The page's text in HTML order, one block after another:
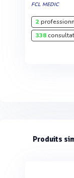
FCL MEDIC
2
338
Produits